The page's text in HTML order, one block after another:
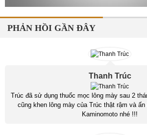
PHẢN HỒI GẦN ĐÂY
Thanh Trúc
Trúc đã sử dụng thuốc mọc lông mày sau 2
cũng khen lông mày của Trúc thật rậm và
Kaminomoto nhé !!!